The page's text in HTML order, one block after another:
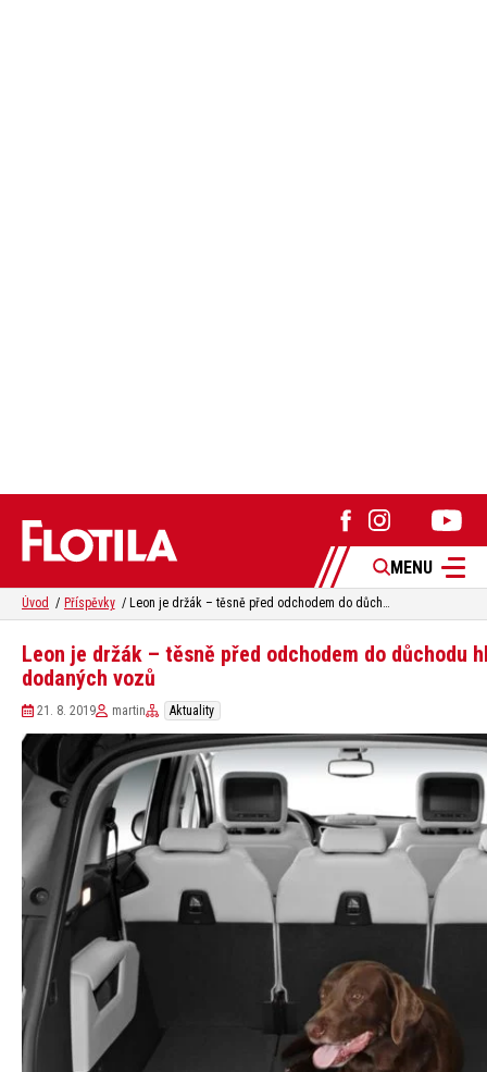
MENU
Úvod Příspěvky Leon je držák – těsně před odchodem do důchodu hlásí jeden milion dodaných vozů
Leon je držák – těsně před odchodem do důchodu
dodaných vozů
21. 8. 2019 martin Aktuality